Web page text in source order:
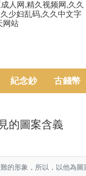
人网,精久视频网,久久
少妇乱码,久久中文字
网站
紀念鈔 古錢幣
的圖案含義
的形象，所以，以他為